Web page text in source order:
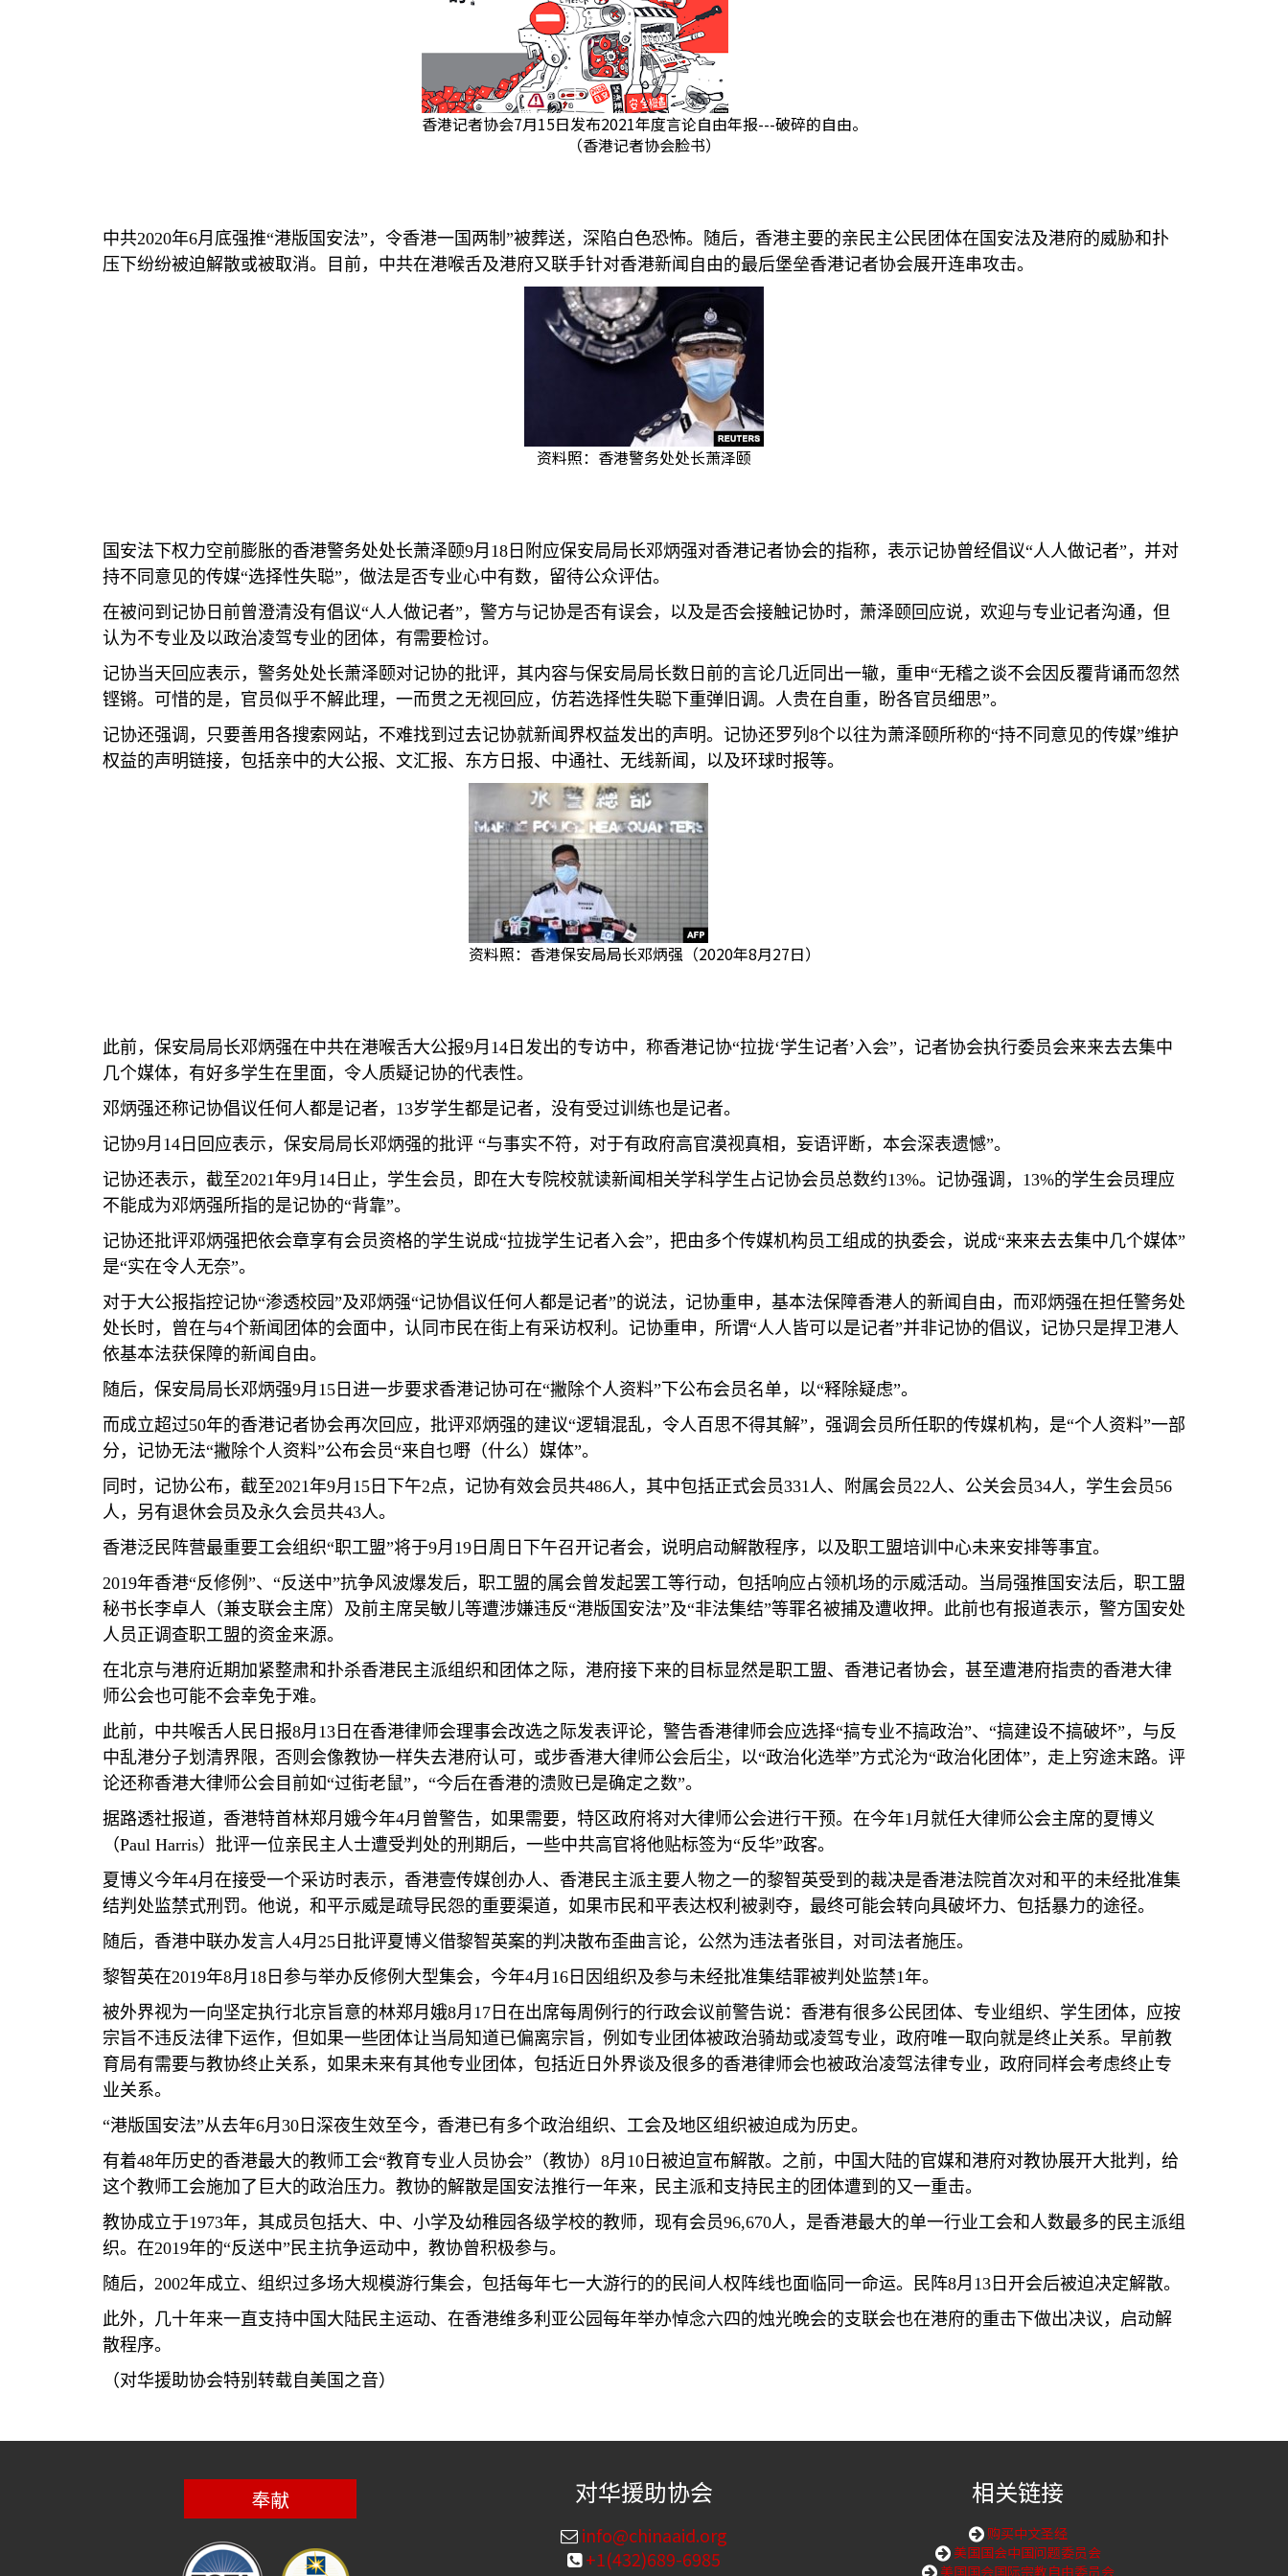
香港记者协会7月15日发布2021年度言论自由年报---破碎的自由。
（香港记者协会脸书）
中共2020年6月底强推“港版国安法”，令香港一国两制”被葬送，深陷白色恐怖。随后，香港主要的亲民主公民团体在国安法及港府的威胁和扑
压下纷纷被迫解散或被取消。目前，中共在港喉舌及港府又联手针对香港新闻自由的最后堡垒香港记者协会展开连串攻击。
资料照：香港警务处处长萧泽颐
国安法下权力空前膨胀的香港警务处处长萧泽颐9月 18 日附应保安局局长邓炳强对香港记者协会的指称，表示记协曾经倡议“人人做记者”，并对
持不同意见的传媒“选择性失聪”，做法是否专业心中有数，留待公众评估。
在被问到记协日前曾澄清没有倡议“人人做记者”，警方与记协是否有误会，以及是否会接触记协时，萧泽颐回应说，欢迎与专业记者沟通，但
认为不专业及以政治凌驾专业的团体，有需要检讨。
记协当天回应表示，警务处处长萧泽颐对记协的批评，其内容与保安局局长数日前的言论几近同出一辙，重申“无稽之谈不会因反覆背诵而忽然
铿锵。可惜的是，官员似乎不解此理，一而贯之无视回应，仿若选择性失聪下重弹旧调。人贵在自重，盼各官员细思”。
记协还强调，只要善用各搜索网站，不难找到过去记协就新闻界权益发出的声明。记协还罗列 8个以往为萧泽颐所称的“持不同意见的传媒”维护
权益的声明链接，包括亲中的大公报、文汇报、东方日报、中通社、无线新闻，以及环球时报等。
资料照：香港保安局局长邓炳强（2020年8月27日）
此前，保安局局长邓炳强在中共在港喉舌大公报9月 14 日发出的专访中，称香港记协“拉拢‘学生记者’入会”，记者协会执行委员会来来去去集中
几个媒体，有好多学生在里面，令人质疑记协的代表性。
邓炳强还称记协倡议任何人都是记者， 13岁学生都是记者，没有受过训练也是记者。
记协9月 14 日回应表示，保安局局长邓炳强的批评 “与事实不符，对于有政府高官漠视真相，妄语评断，本会深表遗憾”。
记协还表示，截至2021年9月 14 日止，学生会员，即在大专院校就读新闻相关学科学生占记协会员总数约13%。记协强调， 13%的学生会员理应
不能成为邓炳强所指的是记协的“背靠”。
记协还批评邓炳强把依会章享有会员资格的学生说成“拉拢学生记者入会”，把由多个传媒机构员工组成的执委会，说成“来来去去集中几个媒体”
是“实在令人无奈”。
对于大公报指控记协“渗透校园”及邓炳强“记协倡议任何人都是记者”的说法，记协重申，基本法保障香港人的新闻自由，而邓炳强在担任警务处
处长时，曾在与4个新闻团体的会面中，认同市民在街上有采访权利。记协重申，所谓“人人皆可以是记者”并非记协的倡议，记协只是捍卫港人
依基本法获保障的新闻自由。
随后，保安局局长邓炳强9月 15 日进一步要求香港记协可在“撇除个人资料”下公布会员名单，以“释除疑虑”。
而成立超过50年的香港记者协会再次回应，批评邓炳强的建议“逻辑混乱，令人百思不得其解”，强调会员所任职的传媒机构，是“个人资料”一部
分，记协无法“撇除个人资料”公布会员“来自乜嘢（什么）媒体”。
同时，记协公布，截至2021年9月 15 日下午2点，记协有效会员共486人，其中包括正式会员331人、附属会员22人、公关会员34人，学生会员56
人，另有退休会员及永久会员共43人。
香港泛民阵营最重要工会组织“职工盟”将于9月 19 日周日下午召开记者会，说明启动解散程序，以及职工盟培训中心未来安排等事宜。
2019年香港“反修例”、“反送中”抗争风波爆发后，职工盟的属会曾发起罢工等行动，包括响应占领机场的示威活动。当局强推国安法后，职工盟
秘书长李卓人（兼支联会主席）及前主席吴敏儿等遭涉嫌违反“港版国安法”及“非法集结”等罪名被捕及遭收押。此前也有报道表示，警方国安处
人员正调查职工盟的资金来源。
在北京与港府近期加紧整肃和扑杀香港民主派组织和团体之际，港府接下来的目标显然是职工盟、香港记者协会，甚至遭港府指责的香港大律
师公会也可能不会幸免于难。
此前，中共喉舌人民日报8月 13 日在香港律师会理事会改选之际发表评论，警告香港律师会应选择“搞专业不搞政治”、“搞建设不搞破坏”，与反
中乱港分子划清界限，否则会像教协一样失去港府认可，或步香港大律师公会后尘，以“政治化选举”方式沦为“政治化团体”，走上穷途末路。评
论还称香港大律师公会目前如“过街老鼠”，“今后在香港的溃败已是确定之数”。
据路透社报道，香港特首林郑月娥今年4月曾警告，如果需要，特区政府将对大律师公会进行干预。在今年1月就任大律师公会主席的夏博义
（Paul Harris）批评一位亲民主人士遭受判处的刑期后，一些中共高官将他贴标签为“反华”政客。
夏博义今年4月在接受一个采访时表示，香港壹传媒创办人、香港民主派主要人物之一的黎智英受到的裁决是香港法院首次对和平的未经批准集
结判处监禁式刑罚。他说，和平示威是疏导民怨的重要渠道，如果市民和平表达权利被剥夺，最终可能会转向具破坏力、包括暴力的途径。
随后，香港中联办发言人4月 25 日批评夏博义借黎智英案的判决散布歪曲言论，公然为违法者张目，对司法者施压。
黎智英在2019年8月 18 日参与举办反修例大型集会，今年4月 16 日因组织及参与未经批准集结罪被判处监禁1年。
被外界视为一向坚定执行北京旨意的林郑月娥8月 17 日在出席每周例行的行政会议前警告说：香港有很多公民团体、专业组织、学生团体，应按
宗旨不违反法律下运作，但如果一些团体让当局知道已偏离宗旨，例如专业团体被政治骑劫或凌驾专业，政府唯一取向就是终止关系。早前教
育局有需要与教协终止关系，如果未来有其他专业团体，包括近日外界谈及很多的香港律师会也被政治凌驾法律专业，政府同样会考虑终止专
业关系。
“港版国安法”从去年6月 30 日深夜生效至今，香港已有多个政治组织、工会及地区组织被迫成为历史。
有着48年历史的香港最大的教师工会“教育专业人员协会”（教协） 8月 10 日被迫宣布解散。之前，中国大陆的官媒和港府对教协展开大批判，给
这个教师工会施加了巨大的政治压力。教协的解散是国安法推行一年来，民主派和支持民主的团体遭到的又一重击。
教协成立于1973年，其成员包括大、中、小学及幼稚园各级学校的教师，现有会员96,670人，是香港最大的单一行业工会和人数最多的民主派组
织。在2019年的“反送中”民主抗争运动中，教协曾积极参与。
随后， 2002年成立、组织过多场大规模游行集会，包括每年七一大游行的的民间人权阵线也面临同一命运。民阵8月 13 日开会后被迫决定解散。
此外，几十年来一直支持中国大陆民主运动、在香港维多利亚公园每年举办悼念六四的烛光晚会的支联会也在港府的重击下做出决议，启动解
散程序。
（对华援助协会特别转载自美国之音）
奉献 对华援助协会
info@chinaaid.org
+1(432)689-6985
相关链接
购买中文圣经
美国国会中国问题委员会
美国国会国际宗教自由委员会